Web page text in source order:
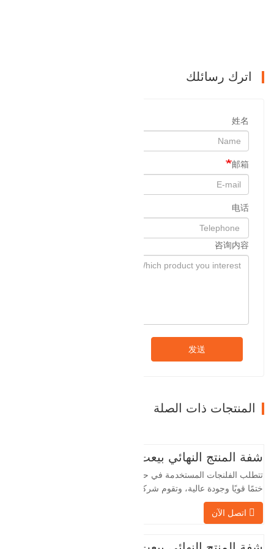
اترك رسائلك
姓名
邮箱
电话
咨询内容
发送
المنتجات ذات الصلة
شفة المنتج النهائي بيعت
تتطلب الفلنجات المستخدمة في حقول النفط
الخاصة بنا بمعالجة الفلنجات في حقول النفط
لسنوات عديدة وتقوم بتصديرها بشكل غير
لأن الصناعة المحلية ليست مثالية، فإننا نريد
اتصل الآن